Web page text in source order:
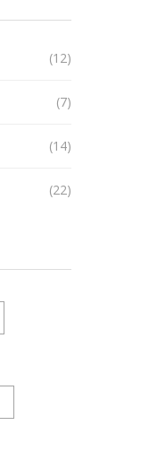
(12)
(7)
(14)
(22)